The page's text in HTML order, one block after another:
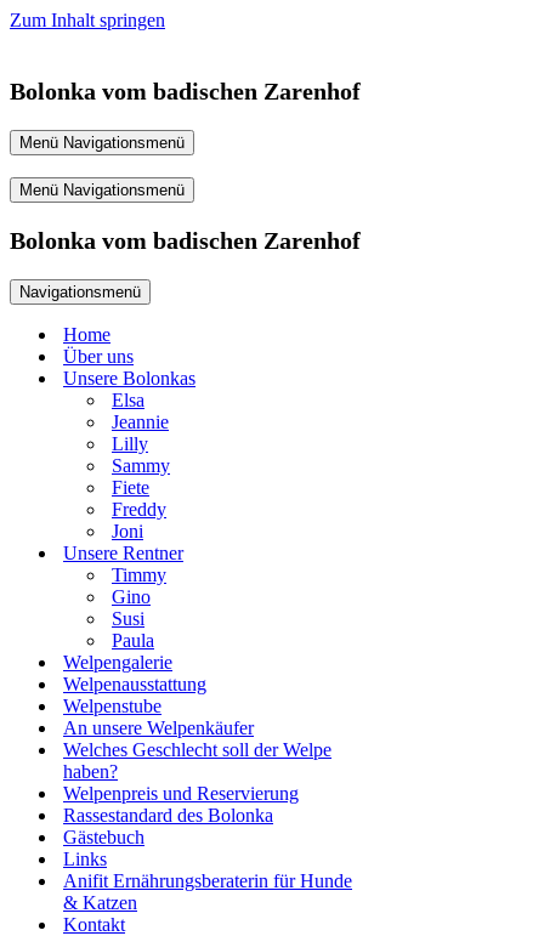
Zum Inhalt springen
Bolonka vom badischen Zarenhof
Menü Navigationsmenü
Menü Navigationsmenü
Bolonka vom badischen Zarenhof
Navigationsmenü
Home
Über uns
Unsere Bolonkas
Elsa
Jeannie
Lilly
Sammy
Fiete
Freddy
Joni
Unsere Rentner
Timmy
Gino
Susi
Paula
Welpengalerie
Welpenausstattung
Welpenstube
An unsere Welpenkäufer
Welches Geschlecht soll der Welpe
haben?
Welpenpreis und Reservierung
Rassestandard des Bolonka
Gästebuch
Links
Anifit Ernährungsberaterin für Hunde
& Katzen
Kontakt